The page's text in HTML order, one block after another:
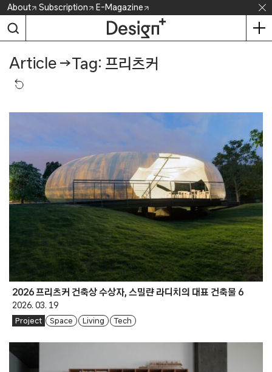
Skip
content
About Subscription E-Magazine
Article →Tag: 프리츠커
2026 프리츠커 건축상 수상자, 스밀랸 라디치의 대표 건축물 6
2026. 03. 19
Project Space Living Tech